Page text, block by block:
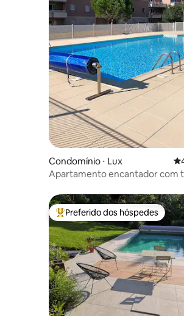
Condomínio ⋅ Lux
Apartamento encantador com
Entre os melhores preferidos
Preferido dos hóspedes